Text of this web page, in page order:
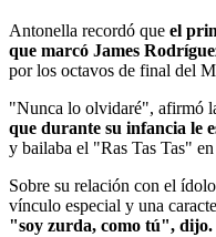
Antonella recordó que el
que marcó James
por los octavos de final del
"Nunca lo olvidaré", afirmó
que durante su infancia le
y bailaba el "Ras Tas Tas"
Sobre su relación con el
vínculo especial y una
"soy zurda, como tú", dijo.